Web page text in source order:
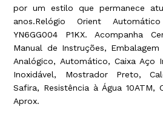
por um estilo que permanece
anos.Relógio Orient
YN6GG004 P1KX. Acompanha
Manual de Instruções,
Analógico, Automático, Caixa Aço
Inoxidável, Mostrador Preto,
Safira, Resistência à Água 10ATM,
Aprox.